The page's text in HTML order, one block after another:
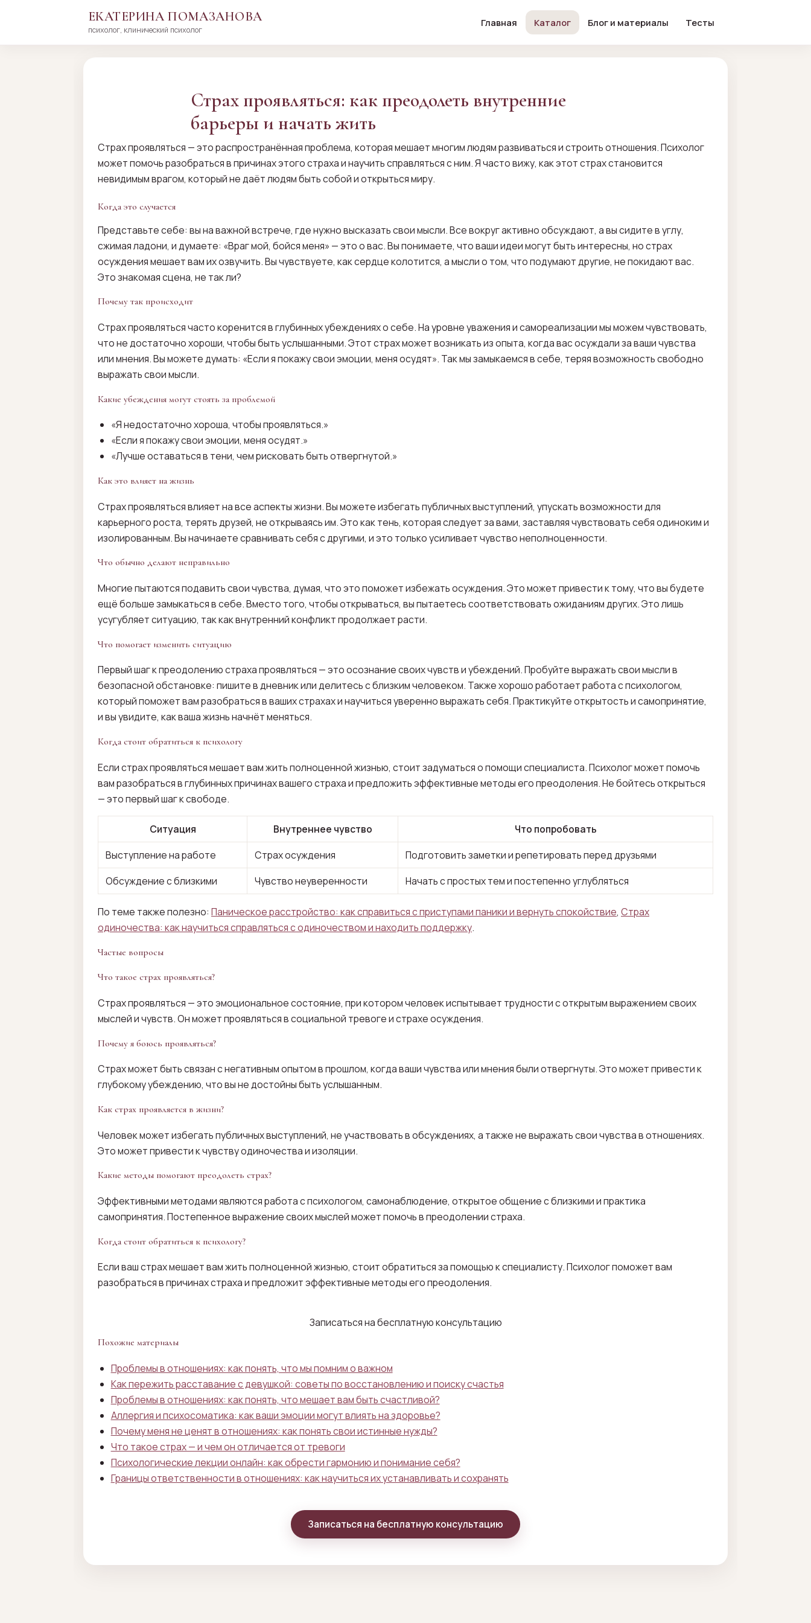
ЕКАТЕРИНА ПОМАЗАНОВА
психолог, клинический психолог
Главная Каталог Блог и материалы Тесты
Страх проявляться: как преодолеть внутренние
барьеры и начать жить
Страх проявляться — это распространённая проблема, которая мешает многим людям развиваться и строить отношения. Психолог
может помочь разобраться в причинах этого страха и научить справляться с ним. Я часто вижу, как этот страх становится
невидимым врагом, который не даёт людям быть собой и открыться миру.
Когда это случается
Представьте себе: вы на важной встрече, где нужно высказать свои мысли. Все вокруг активно обсуждают, а вы сидите в углу,
сжимая ладони, и думаете: «Враг мой, бойся меня» — это о вас. Вы понимаете, что ваши идеи могут быть интересны, но страх
осуждения мешает вам их озвучить. Вы чувствуете, как сердце колотится, а мысли о том, что подумают другие, не покидают вас.
Это знакомая сцена, не так ли?
Почему так происходит
Страх проявляться часто коренится в глубинных убеждениях о себе. На уровне уважения и самореализации мы можем чувствовать,
что не достаточно хороши, чтобы быть услышанными. Этот страх может возникать из опыта, когда вас осуждали за ваши чувства
или мнения. Вы можете думать: «Если я покажу свои эмоции, меня осудят». Так мы замыкаемся в себе, теряя возможность свободно
выражать свои мысли.
Какие убеждения могут стоять за проблемой
«Я недостаточно хороша, чтобы проявляться.»
«Если я покажу свои эмоции, меня осудят.»
«Лучше оставаться в тени, чем рисковать быть отвергнутой.»
Как это влияет на жизнь
Страх проявляться влияет на все аспекты жизни. Вы можете избегать публичных выступлений, упускать возможности для
карьерного роста, терять друзей, не открываясь им. Это как тень, которая следует за вами, заставляя чувствовать себя одиноким и
изолированным. Вы начинаете сравнивать себя с другими, и это только усиливает чувство неполноценности.
Что обычно делают неправильно
Многие пытаются подавить свои чувства, думая, что это поможет избежать осуждения. Это может привести к тому, что вы будете
ещё больше замыкаться в себе. Вместо того, чтобы открываться, вы пытаетесь соответствовать ожиданиям других. Это лишь
усугубляет ситуацию, так как внутренний конфликт продолжает расти.
Что помогает изменить ситуацию
Первый шаг к преодолению страха проявляться — это осознание своих чувств и убеждений. Пробуйте выражать свои мысли в
безопасной обстановке: пишите в дневник или делитесь с близким человеком. Также хорошо работает работа с психологом,
который поможет вам разобраться в ваших страхах и научиться уверенно выражать себя. Практикуйте открытость и самопринятие,
и вы увидите, как ваша жизнь начнёт меняться.
Когда стоит обратиться к психологу
Если страх проявляться мешает вам жить полноценной жизнью, стоит задуматься о помощи специалиста. Психолог может помочь
вам разобраться в глубинных причинах вашего страха и предложить эффективные методы его преодоления. Не бойтесь открыться
— это первый шаг к свободе.
Ситуация Внутреннее чувство
Что попробовать
Выступление на работе
Страх осуждения
Подготовить заметки и репетировать перед друзьями
Обсуждение с близкими
Чувство неуверенности Начать с простых тем и постепенно углубляться
По теме также полезно: Паническое расстройство: как справиться с приступами паники и вернуть спокойствие, Страх
одиночества: как научиться справляться с одиночеством и находить поддержку.
Частые вопросы
Что такое страх проявляться?
Страх проявляться — это эмоциональное состояние, при котором человек испытывает трудности с открытым выражением своих
мыслей и чувств. Он может проявляться в социальной тревоге и страхе осуждения.
Почему я боюсь проявляться?
Страх может быть связан с негативным опытом в прошлом, когда ваши чувства или мнения были отвергнуты. Это может привести к
глубокому убеждению, что вы не достойны быть услышанным.
Как страх проявляется в жизни?
Человек может избегать публичных выступлений, не участвовать в обсуждениях, а также не выражать свои чувства в отношениях.
Это может привести к чувству одиночества и изоляции.
Какие методы помогают преодолеть страх?
Эффективными методами являются работа с психологом, самонаблюдение, открытое общение с близкими и практика
самопринятия. Постепенное выражение своих мыслей может помочь в преодолении страха.
Когда стоит обратиться к психологу?
Если ваш страх мешает вам жить полноценной жизнью, стоит обратиться за помощью к специалисту. Психолог поможет вам
разобраться в причинах страха и предложит эффективные методы его преодоления.
Записаться на бесплатную консультацию
Похожие материалы
Проблемы в отношениях: как понять, что мы помним о важном
Как пережить расставание с девушкой: советы по восстановлению и поиску счастья
Проблемы в отношениях: как понять, что мешает вам быть счастливой?
Аллергия и психосоматика: как ваши эмоции могут влиять на здоровье?
Почему меня не ценят в отношениях: как понять свои истинные нужды?
Что такое страх — и чем он отличается от тревоги
Психологические лекции онлайн: как обрести гармонию и понимание себя?
Границы ответственности в отношениях: как научиться их устанавливать и сохранять
Записаться на бесплатную консультацию